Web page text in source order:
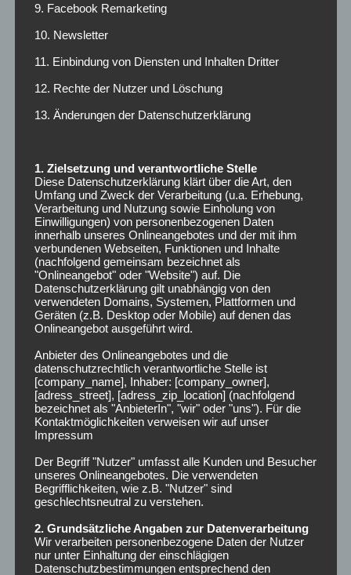
NEUESTE BEITRÄGE
Februar 2025
Dezember 2024
Lohnt es sich…?
Lohnt es sich nett zu sein?
ARCHIV
Februar 2025
Juli 2024
Juni 2024
Januar 2024
9. Facebook Remarketing
10. Newsletter
11. Einbindung von Diensten und Inhalten Dritter
12. Rechte der Nutzer und Löschung
13. Änderungen der Datenschutzerklärung
1. Zielsetzung und verantwortliche Stelle
Diese Datenschutzerklärung klärt über die Art, den
Umfang und Zweck der Verarbeitung (u.a. Erhebung,
Verarbeitung und Nutzung sowie Einholung von
Einwilligungen) von personenbezogenen Daten
innerhalb unseres Onlineangebotes und der mit ihm
verbundenen Webseiten, Funktionen und Inhalte
(nachfolgend gemeinsam bezeichnet als
"Onlineangebot" oder "Website") auf. Die
Datenschutzerklärung gilt unabhängig von den
verwendeten Domains, Systemen, Plattformen und
Geräten (z.B. Desktop oder Mobile) auf denen das
Onlineangebot ausgeführt wird.
Anbieter des Onlineangebotes und die
datenschutzrechtlich verantwortliche Stelle ist
[company_name], Inhaber: [company_owner],
[adress_street], [adress_zip_location] (nachfolgend
bezeichnet als "AnbieterIn", "wir" oder "uns"). Für die
Kontaktmöglichkeiten verweisen wir auf unser
Impressum
Der Begriff "Nutzer" umfasst alle Kunden und Besucher
unseres Onlineangebotes. Die verwendeten
Begrifflichkeiten, wie z.B. "Nutzer" sind
geschlechtsneutral zu verstehen.
2. Grundsätzliche Angaben zur Datenverarbeitung
Wir verarbeiten personenbezogene Daten der Nutzer
nur unter Einhaltung der einschlägigen
Datenschutzbestimmungen entsprechend den